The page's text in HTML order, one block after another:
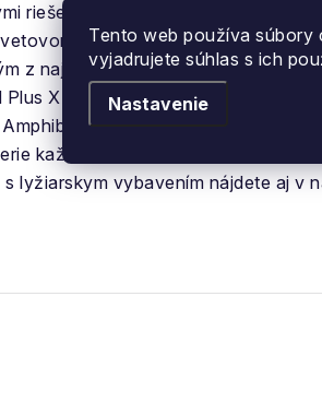
Tento web používa súbory
vyjadrujete súhlas s ich
Nastavenie
riešeniami. Značka sa dostala na
pohári a od prvého do
z najväčších výrobcov lyží na
Plus X Award titul
4D a freeridová lyže
každý - začiatočník, pokročilý i
lyžiarskym vybavením nájdete aj v